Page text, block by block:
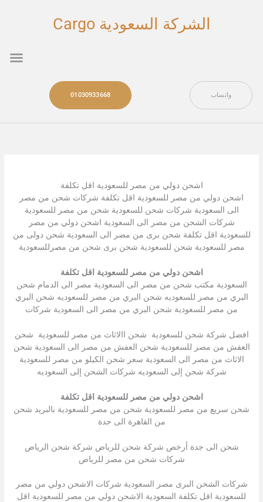
الشركة السعودية Cargo
واتساب 01030933668
اشحن دولي من مصر للسعودية اقل تكلفة
اشحن دولي من مصر للسعودية اقل تكلفة شركات شحن من مصر
الى السعودية شركات شحن للسعودية شحن من مصر للسعودية
شركات الشحن من مصر الى السعودية اشحن دولي من مصر
للسعودية اقل تكلفة شحن برى من مصر الى السعودية شحن دولى من
مصر للسعودية شحن للسعودية شحن برى شحن من مصرللسعودية
اشحن دولي من مصر للسعودية اقل تكلفة
السعودية مكتب شحن من مصر الى السعودية مصر الى الدمام شحن
البري من مصر للسعوديه شحن البري من مصر للسعوديه شحن البري
من مصر للسعودية شحن البري من مصر الى السعودية شركات
افضل شركة شحن للسعودية شحن االاثاث من مصر للسعودية شحن
العفش من مصر للسعودية شحن العفش من مصر الى السعودية شحن
الاثاث من مصر الى السعودية سعر شحن الكيلو من مصر للسعودية
شركة شحن إلى السعوديه شركات الشحن إلى السعوديه
اشحن دولي من مصر للسعودية اقل تكلفة
شحن سريع من مصر للسعودية شحن من مصر للسعودية بالبريد شحن
من القاهرة الى جدة
شحن الى جدة أرخص شركة شحن للرياض شركة شحن الرياض
شركات شحن من مصر للرياض
شركات الشحن البرى مصر السعودية شركات الاشحن دولي من مصر
للسعودية اقل تكلفة السعودية الاشحن دولي من مصر للسعودية اقل